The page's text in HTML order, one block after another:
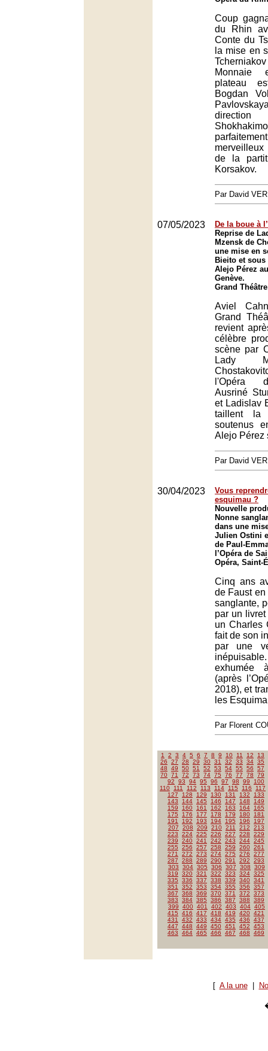
Coup
du Rhin
Conte du
la mise en
Monnaie
plateau
Bogdan
de la
Korsakov.
Par David
07/05/2023
De la boue à
Reprise de
Mzensk de
une mise en
Bieito et
Alejo Pérez
Genève.
Grand
Aviel
Grand
revient
célèbre
scène par
Lady
l'Opéra
Ausriné
et Ladislav
taillent
soutenus
Alejo Pérez
Par David
30/04/2023
Vous
esquimau ?
Nouvelle
Nonne
dans une
Julien Ostini
de Paul-
l’Opéra de
Opéra, Saint-
Cinq ans
de Faust
sanglante,
par un
un Charles
fait de son
par une
exhumée
(après
2018), et
les
Par Florent
1 2 3 4 5 6 7 8 9 10 11 12
13
26
27 28 29 30 31 32 33 34 35
48
49 50 51 52 53 54 55 56
57
70 71 72 73 74 75 76 77 78
79
92
93 94 95 96 97 98 99
100
110
111 112 113 114 115 116
117
127
128 129 130 131 132
133
143
144 145 146 147 148
149
159
160 161 162 163 164
165
175
176 177 178 179 180
181
191
192 193 194 195 196
197
207
208 209 210 211 212
213
223
224 225 226 227 228
229
239
240 241 242 243 244 245
255
256 257 258 259 260 261
271
272 273 274 275 276
277
287
288 289 290 291 292
293
303
304 305 306 307 308
309
319
320 321 322 323 324 325
335
336 337 338 339 340 341
351
352 353 354 355 356
357
367
368 369 370 371 372
373
383
384 385 386 387 388
389
399
400 401 402 403 404 405
415
416 417 418 419 420 421
431
432 433 434 435 436
437
447
448 449 450 451 452
453
463
464 465 466 467 468 469
[ A la une|